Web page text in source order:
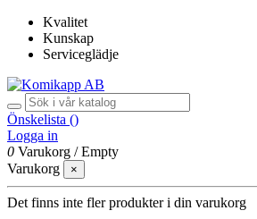
Kvalitet
Kunskap
Serviceglädje
Önskelista ()
Logga in
0 Varukorg /Empty
Varukorg
×
Det finns inte fler produkter i din varukorg